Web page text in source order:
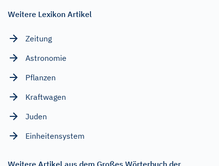
Weitere Lexikon Artikel
Zeitung
Astronomie
Pflanzen
Kraftwagen
Juden
Einheitensystem
Weitere Artikel aus dem Großes Wörterbuch der